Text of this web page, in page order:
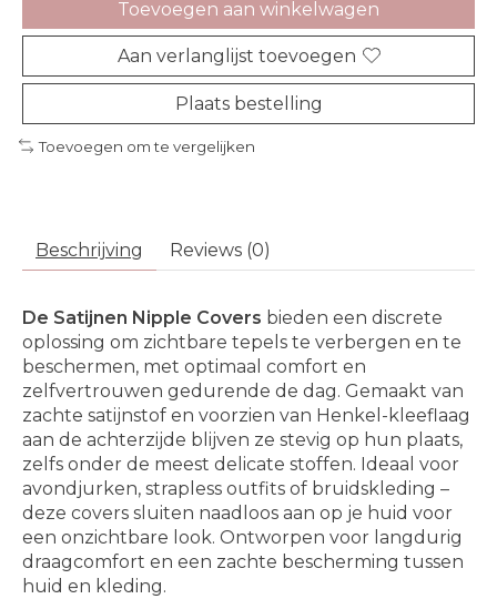
Toevoegen aan winkelwagen
Aan verlanglijst toevoegen
Plaats bestelling
Toevoegen om te vergelijken
Beschrijving Reviews (0)
De Satijnen Nipple Covers bieden een discrete
oplossing om zichtbare tepels te verbergen en te
beschermen, met optimaal comfort en
zelfvertrouwen gedurende de dag. Gemaakt van
zachte satijnstof en voorzien van Henkel-kleeflaag
aan de achterzijde blijven ze stevig op hun plaats,
zelfs onder de meest delicate stoffen. Ideaal voor
avondjurken, strapless outfits of bruidskleding –
deze covers sluiten naadloos aan op je huid voor
een onzichtbare look. Ontworpen voor langdurig
draagcomfort en een zachte bescherming tussen
huid en kleding.